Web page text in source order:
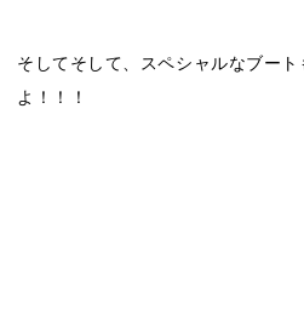
そしてそして、スペシャルなブー
よ！！！